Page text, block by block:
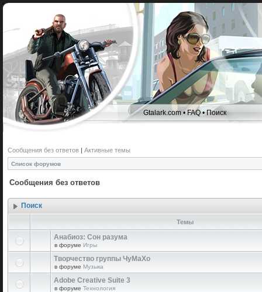
Gtalark.com •FAQ•Поиск
Сообщения без ответов | Активные темы
Список форумов
Сообщения без ответов
Поиск
Темы
Анабиоз: Сон разума
в форуме Игры
Творчество группы ЧуМаХо
в форуме Музыка
Adobe Creative Suite 3
в форуме Технология